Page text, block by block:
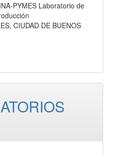
PYMES Laboratorio de
CIUDAD DE BUENOS